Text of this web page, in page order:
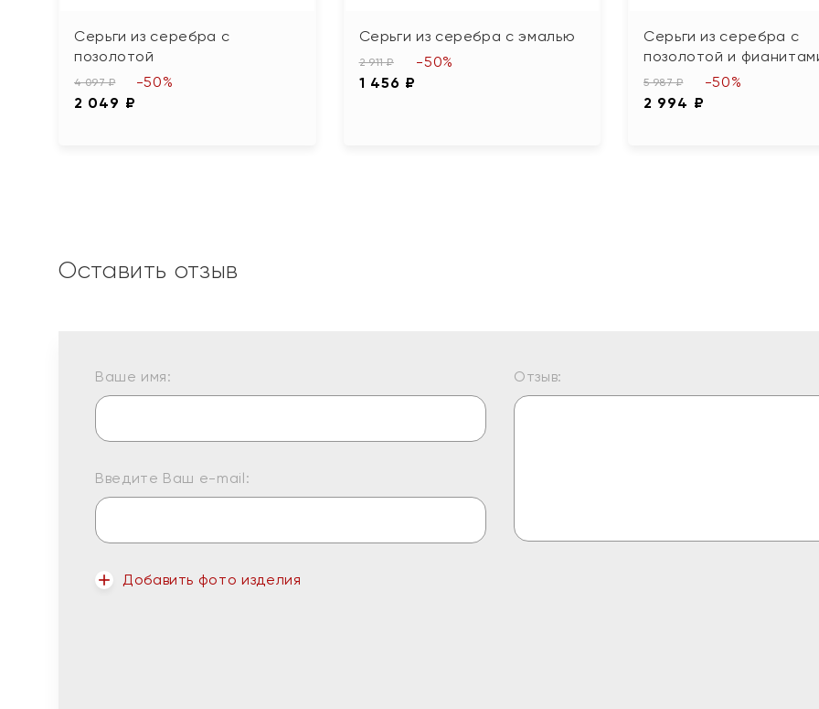
Серьги из серебра с
позолотой
4 097 ₽
2 049 ₽
-50%
Серьги из серебра с эмалью
2 911 ₽
1 456 ₽
-50%
Серьги из серебра с
позолотой и
5 987 ₽
2 994 ₽
-50%
Оставить отзыв
Ваше имя:
Введите Ваш e-mail:
Добавить фото изделия
Отзыв: